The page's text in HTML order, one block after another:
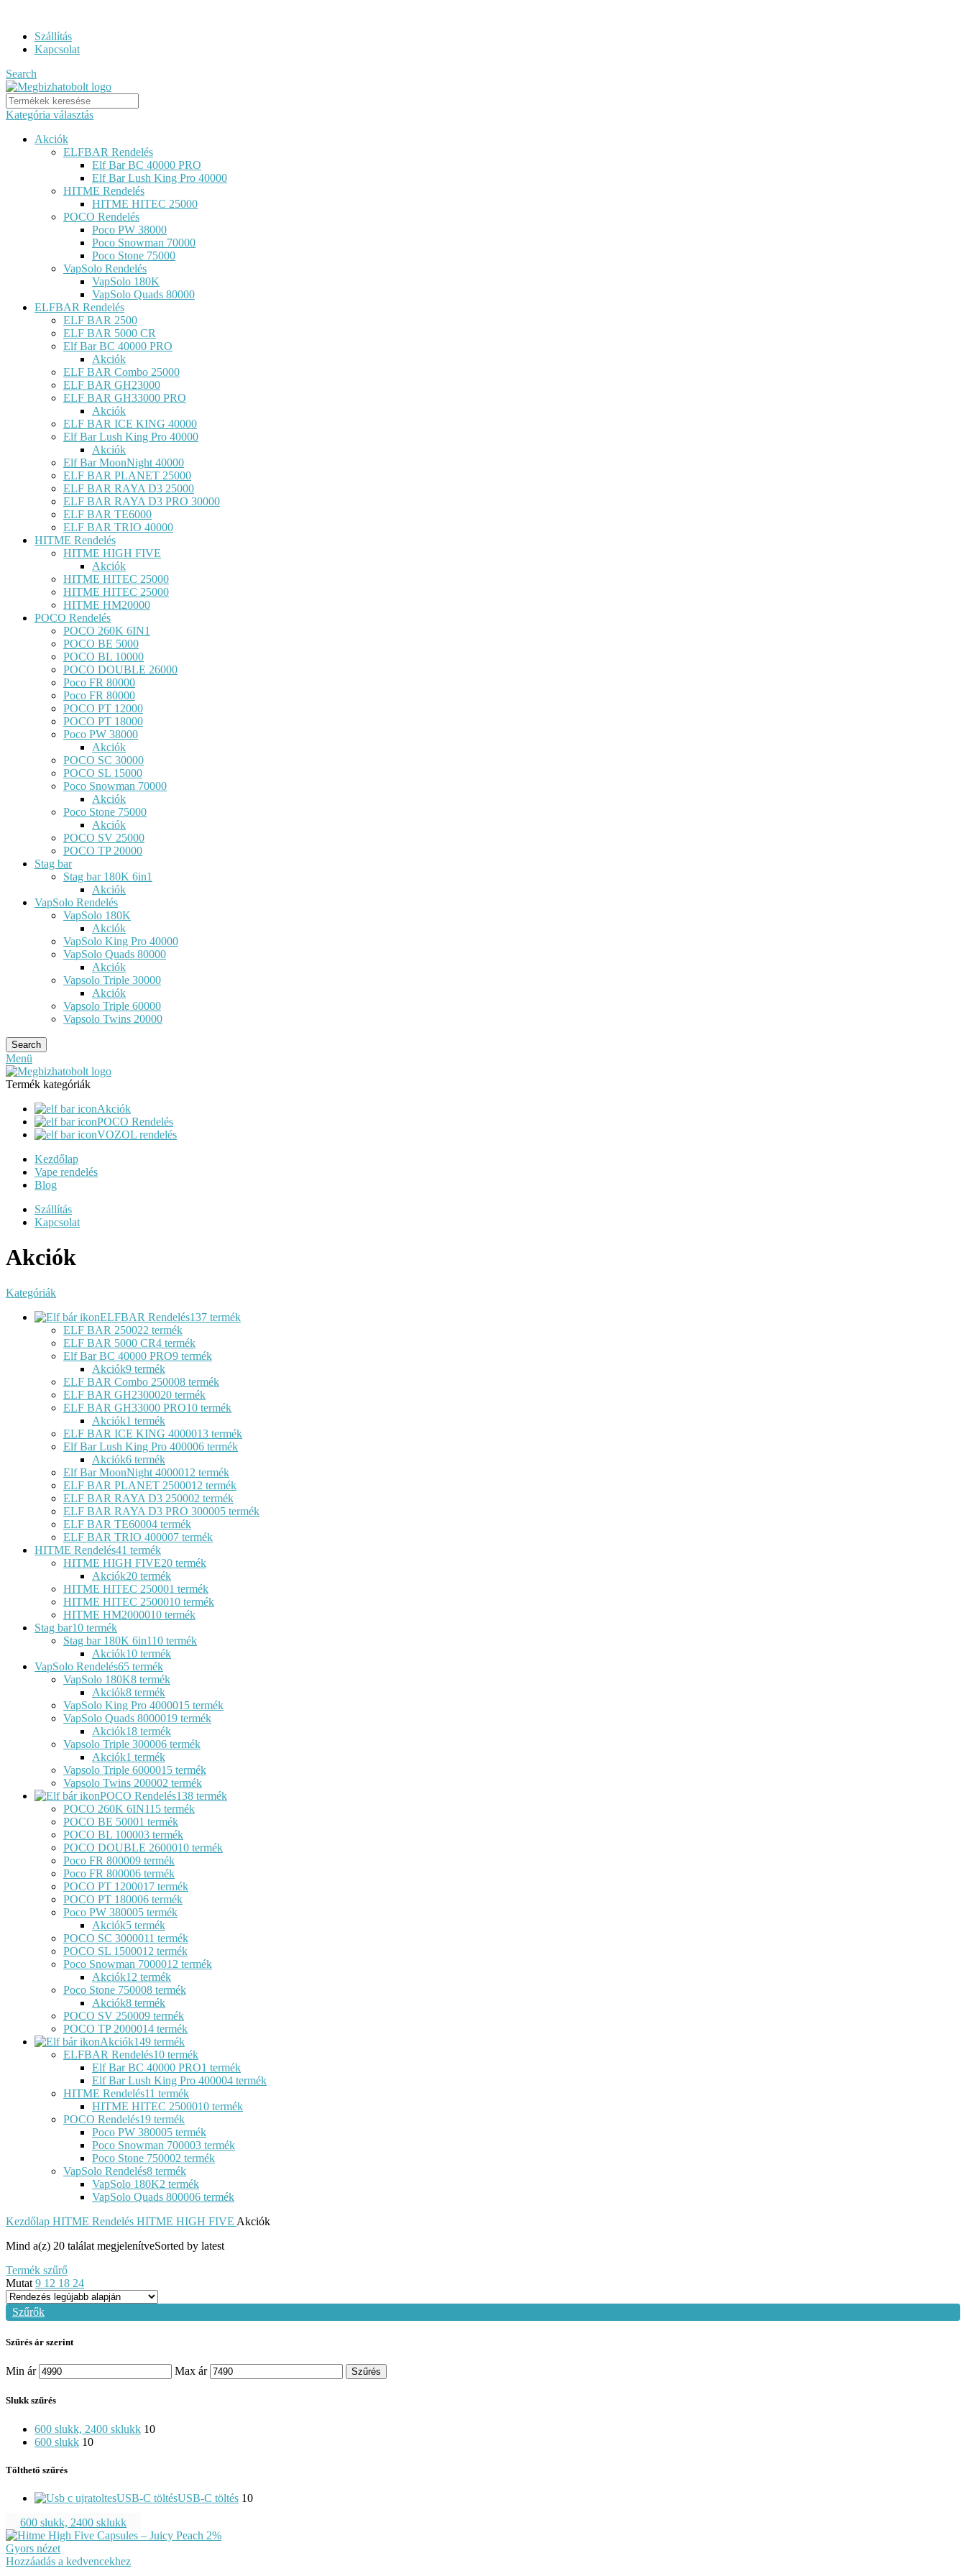
Szállítás
Kapcsolat
Search
Kategória választás
Akciók
ELFBAR Rendelés
Elf Bar BC 40000 PRO
Elf Bar Lush King Pro 40000
HITME Rendelés
HITME HITEC 25000
POCO Rendelés
Poco PW 38000
Poco Snowman 70000
Poco Stone 75000
VapSolo Rendelés
VapSolo 180K
VapSolo Quads 80000
ELFBAR Rendelés
ELF BAR 2500
ELF BAR 5000 CR
Elf Bar BC 40000 PRO
Akciók
ELF BAR Combo 25000
ELF BAR GH23000
ELF BAR GH33000 PRO
Akciók
ELF BAR ICE KING 40000
Elf Bar Lush King Pro 40000
Akciók
Elf Bar MoonNight 40000
ELF BAR PLANET 25000
ELF BAR RAYA D3 25000
ELF BAR RAYA D3 PRO 30000
ELF BAR TE6000
ELF BAR TRIO 40000
HITME Rendelés
HITME HIGH FIVE
Akciók
HITME HITEC 25000
HITME HITEC 25000
HITME HM20000
POCO Rendelés
POCO 260K 6IN1
POCO BE 5000
POCO BL 10000
POCO DOUBLE 26000
Poco FR 80000
Poco FR 80000
POCO PT 12000
POCO PT 18000
Poco PW 38000
Akciók
POCO SC 30000
POCO SL 15000
Poco Snowman 70000
Akciók
Poco Stone 75000
Akciók
POCO SV 25000
POCO TP 20000
Stag bar
Stag bar 180K 6in1
Akciók
VapSolo Rendelés
VapSolo 180K
Akciók
VapSolo King Pro 40000
VapSolo Quads 80000
Akciók
Vapsolo Triple 30000
Akciók
Vapsolo Triple 60000
Vapsolo Twins 20000
Search
Menü
Termék kategóriák
Akciók
POCO Rendelés
VOZOL rendelés
Kezdőlap
Vape rendelés
Blog
Szállítás
Kapcsolat
Akciók
Kategóriák
ELFBAR Rendelés137 termék
ELF BAR 250022 termék
ELF BAR 5000 CR4 termék
Elf Bar BC 40000 PRO9 termék
Akciók9 termék
ELF BAR Combo 250008 termék
ELF BAR GH2300020 termék
ELF BAR GH33000 PRO10 termék
Akciók1 termék
ELF BAR ICE KING 4000013 termék
Elf Bar Lush King Pro 400006 termék
Akciók6 termék
Elf Bar MoonNight 4000012 termék
ELF BAR PLANET 2500012 termék
ELF BAR RAYA D3 250002 termék
ELF BAR RAYA D3 PRO 300005 termék
ELF BAR TE60004 termék
ELF BAR TRIO 400007 termék
HITME Rendelés41 termék
HITME HIGH FIVE20 termék
Akciók20 termék
HITME HITEC 250001 termék
HITME HITEC 2500010 termék
HITME HM2000010 termék
Stag bar10 termék
Stag bar 180K 6in110 termék
Akciók10 termék
VapSolo Rendelés65 termék
VapSolo 180K8 termék
Akciók8 termék
VapSolo King Pro 4000015 termék
VapSolo Quads 8000019 termék
Akciók18 termék
Vapsolo Triple 300006 termék
Akciók1 termék
Vapsolo Triple 6000015 termék
Vapsolo Twins 200002 termék
POCO Rendelés138 termék
POCO 260K 6IN115 termék
POCO BE 50001 termék
POCO BL 100003 termék
POCO DOUBLE 2600010 termék
Poco FR 800009 termék
Poco FR 800006 termék
POCO PT 1200017 termék
POCO PT 180006 termék
Poco PW 380005 termék
Akciók5 termék
POCO SC 3000011 termék
POCO SL 1500012 termék
Poco Snowman 7000012 termék
Akciók12 termék
Poco Stone 750008 termék
Akciók8 termék
POCO SV 250009 termék
POCO TP 2000014 termék
Akciók149 termék
ELFBAR Rendelés10 termék
Elf Bar BC 40000 PRO1 termék
Elf Bar Lush King Pro 400004 termék
HITME Rendelés11 termék
HITME HITEC 2500010 termék
POCO Rendelés19 termék
Poco PW 380005 termék
Poco Snowman 700003 termék
Poco Stone 750002 termék
VapSolo Rendelés8 termék
VapSolo 180K2 termék
VapSolo Quads 800006 termék
Kezdőlap HITME Rendelés HITME HIGH FIVE Akciók
Mind a(z) 20 találat megjelenítveSorted by latest
Termék szűrő
Mutat 9 12 18 24
Szűrők
Szűrés ár szerint
Min ár Max ár Szűrés
Slukk szűrés
600 slukk, 2400 sklukk 10
600 slukk 10
Tölthető szűrés
USB-C töltésUSB-C töltés 10
600 slukk, 2400 sklukk
Gyors nézet
Hozzáadás a kedvencekhez